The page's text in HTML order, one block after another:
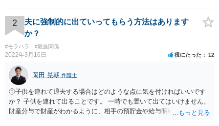
勧めします。
2
夫に強制的に出ていってもらう方法はあります
か？
#モラハラ #親族関係
2022年3月16日 役にたった 12
岡田 晃朝 弁護士
①子供を連れて退去する場合はどのような点に気を付ければいいです
か？ 子供を連れて出ることです。 一時でも置いて出てはいけません。
財産分与で財産がわかるように、相手の預貯金や給与明細などの記録